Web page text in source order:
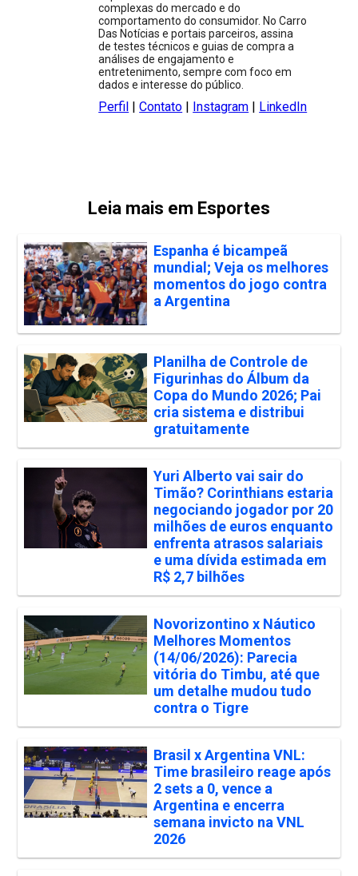
complexas do mercado e do
comportamento do consumidor. No Carro
Das Notícias e portais parceiros, assina
de testes técnicos e guias de compra a
análises de engajamento e
entretenimento, sempre com foco em
dados e interesse do público.
Perfil |Contato | Instagram | LinkedIn
Leia mais em Esportes
Espanha é bicampeã
mundial; Veja os melhores
momentos do jogo contra
a Argentina
Planilha de Controle de
Figurinhas do Álbum da
Copa do Mundo 2026; Pai
cria sistema e distribui
gratuitamente
Yuri Alberto vai sair do
Timão? Corinthians estaria
negociando jogador por 20
milhões de euros enquanto
enfrenta atrasos salariais
e uma dívida estimada em
R$ 2,7 bilhões
Novorizontino x Náutico
Melhores Momentos
(14/06/2026): Parecia
vitória do Timbu, até que
um detalhe mudou tudo
contra o Tigre
Brasil x Argentina VNL:
Time brasileiro reage após
2 sets a 0, vence a
Argentina e encerra
semana invicto na VNL
2026